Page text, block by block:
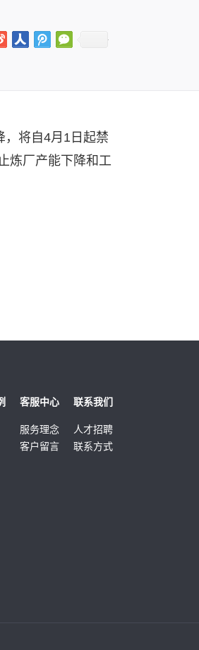
，将自4月1日起禁
炼厂产能下降和工
客服中心
服务理念
客户留言
联系我们
人才招聘
联系方式